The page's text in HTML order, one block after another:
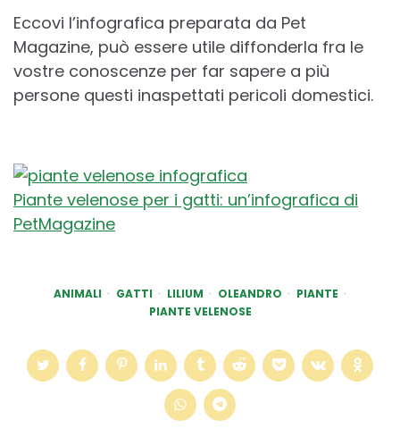
Eccovi l’infografica preparata da Pet
Magazine, può essere utile diffonderla fra le
vostre conoscenze per far sapere a più
persone questi inaspettati pericoli domestici.
Piante velenose per i gatti: un’infografica di
PetMagazine
ANIMALI GATTI LILIUM OLEANDRO
PIANTE
PIANTE VELENOSE